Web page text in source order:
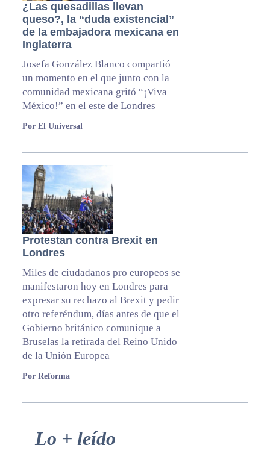
¿Las quesadillas llevan
queso?, la “duda existencial”
de la embajadora mexicana en
Inglaterra
Josefa González Blanco compartió
un momento en el que junto con la
comunidad mexicana gritó “¡Viva
México!” en el este de Londres
Por El Universal
Protestan contra Brexit en
Londres
Miles de ciudadanos pro europeos se
manifestaron hoy en Londres para
expresar su rechazo al Brexit y pedir
otro referéndum, días antes de que el
Gobierno británico comunique a
Bruselas la retirada del Reino Unido
de la Unión Europea
Por Reforma
Primary
Lo + leído